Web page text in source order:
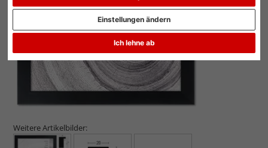
Ich lehne ab
Einstellungen ändern
Weitere Artikelbilder: